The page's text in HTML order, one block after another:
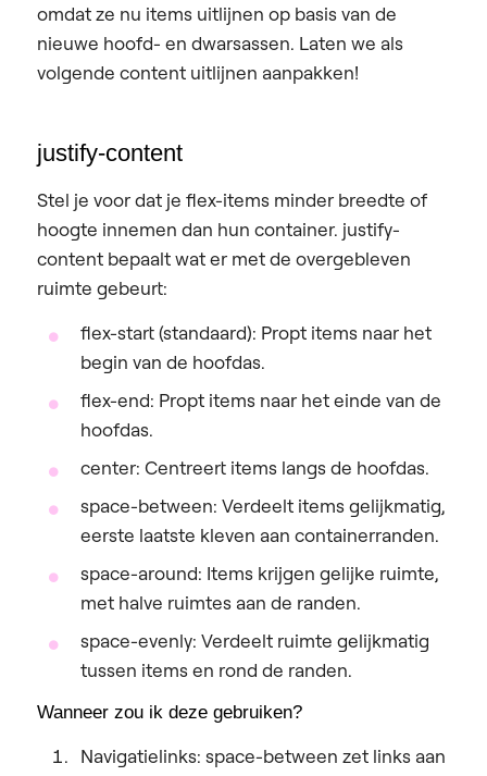
omdat ze nu items uitlijnen op basis van de
nieuwe hoofd- en dwarsassen. Laten we als
volgende content uitlijnen aanpakken!
justify-content
Stel je voor dat je flex-items minder breedte of
hoogte innemen dan hun container. justify-
content bepaalt wat er met de overgebleven
ruimte gebeurt:
flex-start (standaard): Propt items naar het
begin van de hoofdas.
flex-end: Propt items naar het einde van de
hoofdas.
center: Centreert items langs de hoofdas.
space-between: Verdeelt items gelijkmatig,
eerste laatste kleven aan containerranden.
space-around: Items krijgen gelijke ruimte,
met halve ruimtes aan de randen.
space-evenly: Verdeelt ruimte gelijkmatig
tussen items en rond de randen.
Wanneer zou ik deze gebruiken?
Navigatielinks: space-between zet links aan